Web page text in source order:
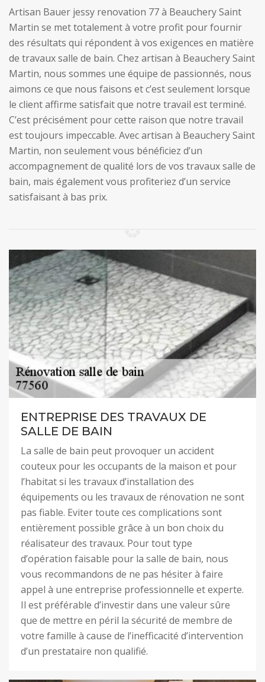
Artisan Bauer jessy renovation 77 à Beauchery Saint
Martin se met totalement à votre profit pour fournir
des résultats qui répondent à vos exigences en matière
de travaux salle de bain. Chez artisan à Beauchery Saint
Martin, nous sommes une équipe de passionnés, nous
aimons ce que nous faisons et c’est seulement lorsque
le client affirme satisfait que notre travail est terminé.
C’est précisément pour cette raison que notre travail
est toujours impeccable. Avec artisan à Beauchery Saint
Martin, non seulement vous bénéficiez d’un
accompagnement de qualité lors de vos travaux salle de
bain, mais également vous profiteriez d’un service
satisfaisant à bas prix.
ENTREPRISE DES TRAVAUX DE
SALLE DE BAIN
La salle de bain peut provoquer un accident
couteux pour les occupants de la maison et pour
l’habitat si les travaux d’installation des
équipements ou les travaux de rénovation ne sont
pas fiable. Eviter toute ces complications sont
entièrement possible grâce à un bon choix du
réalisateur des travaux. Pour tout type
d’opération faisable pour la salle de bain, nous
vous recommandons de ne pas hésiter à faire
appel à une entreprise professionnelle et experte.
Il est préférable d’investir dans une valeur sûre
que de mettre en péril la sécurité de membre de
votre famille à cause de l’inefficacité d’intervention
d’un prestataire non qualifié.